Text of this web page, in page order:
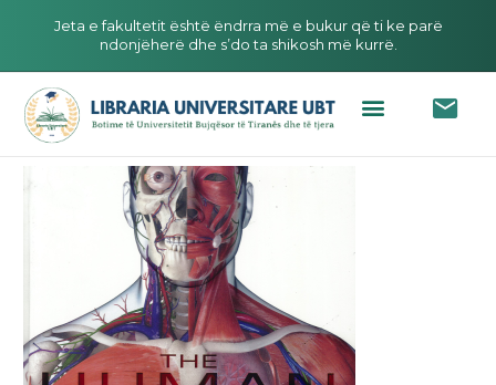
Jeta e fakultetit është ëndrra më e bukur që ti ke parë
ndonjëherë dhe s’do ta shikosh më kurrë.